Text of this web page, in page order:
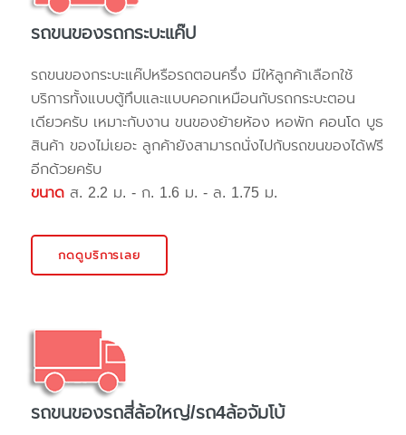
รถขนของรถกระบะแค๊ป
รถขนของกระบะแค๊ปหรือรถตอนครึ่ง มีให้ลูกค้าเลือกใช้
บริการทั้งแบบตู้ทึบและแบบคอกเหมือนกับรถกระบะตอน
เดียวครับ เหมาะกับงาน ขนของย้ายห้อง หอพัก คอนโด บูธ
สินค้า ของไม่เยอะ ลูกค้ายังสามารถนั่งไปกับรถขนของได้ฟรี
อีกด้วยครับ
ขนาด ส. 2.2 ม. - ก. 1.6 ม. - ล. 1.75 ม.
กดดูบริการเลย
รถขนของรถสี่ล้อใหญ่/รถ4ล้อจัมโบ้